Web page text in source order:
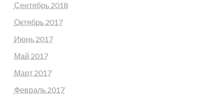
Сентябрь 2018
Октябрь 2017
Июнь 2017
Май 2017
Март 2017
Февраль 2017